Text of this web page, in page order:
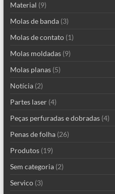
Material (9)
Molas de banda(3)
Molas de contato(1)
Molas moldadas(9)
Molas planas(5)
Notícia(2)
Partes laser(4)
Peças perfuradas e dobradas(4)
Penas de folha(26)
Produtos(19)
Sem categoria(2)
Servico(3)